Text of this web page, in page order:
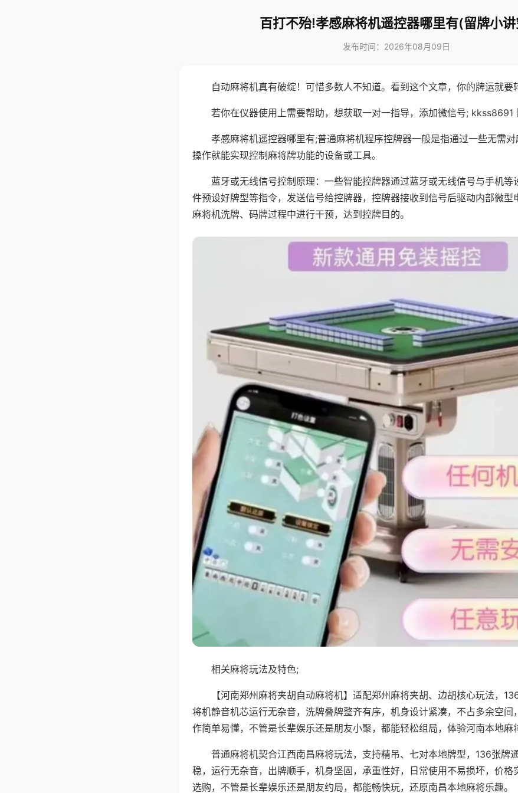
百打不殆!孝感麻将机遥控器哪里有(留牌小
发布时间：2026年08月09日
自动麻将机真有破绽！可惜多数人不知道。看到这个文章，你的牌运就要
若你在仪器使用上需要帮助，想获取一对一指导，添加微信号; kkss8691
孝感麻将机遥控器哪里有;普通麻将机程序控牌器一般是指通过一些无需
操作就能实现控制麻将牌功能的设备或工具。
蓝牙或无线信号控制原理：一些智能控牌器通过蓝牙或无线信号与手机等
件预设好牌型等指令，发送信号给控牌器，控牌器接收到信号后驱动内部微型
麻将机洗牌、码牌过程中进行干预，达到控牌目的。
相关麻将玩法及特色;
【河南郑州麻将夹胡自动麻将机】适配郑州麻将夹胡、边胡核心玩法，
将机静音机芯运行无杂音，洗牌叠牌整齐有序，机身设计紧凑，不占多余空间
作简单易懂，不管是长辈娱乐还是朋友小聚，都能轻松组局，体验河南本地麻
普通麻将机契合江西南昌麻将玩法，支持精吊、七对本地牌型，136张牌
稳，运行无杂音，出牌顺手，机身坚固，承重性好，日常使用不易损坏，价格
选购，不管是长辈娱乐还是朋友约局，都能畅快玩，还原南昌本地麻将乐趣。